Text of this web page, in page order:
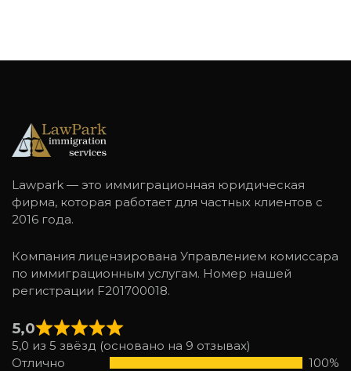
Lawpark — это иммиграционная юридическая
фирма, которая работает для частных клиентов с
2016 года.
Компания лицензирована Управлением комиссара
по иммиграционным услугам. Номер нашей
регистрации F201700018.
5,0
5,0 из 5 звёзд (основано на 9 отзывах)
Отлично
100%